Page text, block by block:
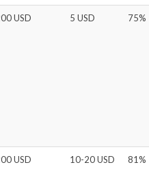
USD 5 USD 75%
USD 10-20 USD 81%